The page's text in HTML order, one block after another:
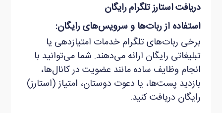
دریافت استارز تلگرام رایگان
استفاده از ربات‌ها و سرویس‌های رایگان:
برخی ربات‌های تلگرام خدمات امتیازدهی یا
تبلیغاتی رایگان ارائه می‌دهند. شما می‌توانید با
انجام وظایف ساده مانند عضویت در کانال‌ها،
بازدید پست‌ها، یا دعوت دوستان، امتیاز (استارز)
رایگان دریافت کنید.